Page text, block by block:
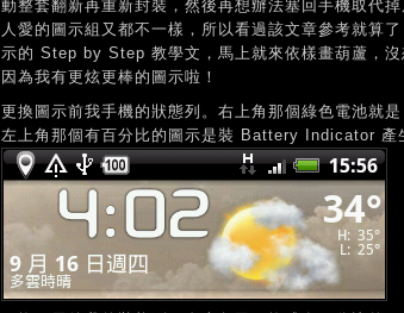
動整套翻新再重新封裝，然後再想辦法塞回手機取代
人愛的圖示組又都不一樣，所以看過該文章參考就算
示的 Step by Step 教學文，馬上就來依樣畫葫蘆，
因為我有更炫更棒的圖示啦！
更換圖示前我手機的狀態列。右上角那個綠色電池就
左上角那個有百分比的圖示是裝 Battery Indicator 產